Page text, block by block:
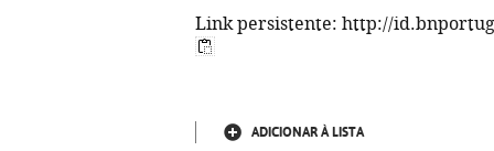
Link persistente: http://
ADICIONAR À LISTA